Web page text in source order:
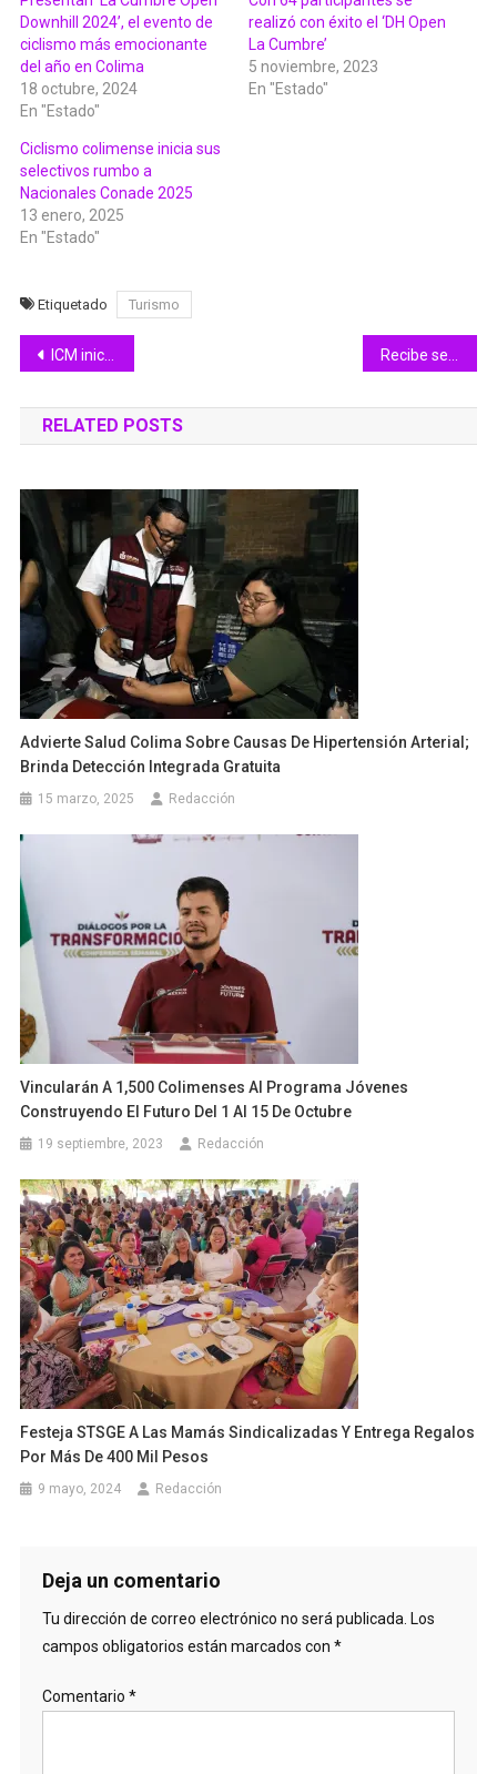
Downhill 2024’, el evento de
ciclismo más emocionante
del año en Colima
18 octubre, 2024
En "Estado"
realizó con éxito el ‘DH Open
La Cumbre’
5 noviembre, 2023
En "Estado"
Ciclismo colimense inicia sus
selectivos rumbo a
Nacionales Conade 2025
13 enero, 2025
En "Estado"
Etiquetado Turismo
Navegación
de
entradas
ICM inicia capacitaciones en aborto seguro para personal médico del IMSS
RELATED POSTS
Advierte Salud Colima Sobre Causas De Hipertensión Arterial;
Brinda Detección Integrada Gratuita
15 marzo, 2025 Redacción
Vincularán A 1,500 Colimenses Al Programa Jóvenes
Construyendo El Futuro Del 1 Al 15 De Octubre
19 septiembre, 2023 Redacción
Festeja STSGE A Las Mamás Sindicalizadas Y Entrega Regalos
Por Más De 400 Mil Pesos
9 mayo, 2024 Redacción
Deja un comentario
Tu dirección de correo electrónico no será publicada. Los
campos obligatorios están marcados con *
Comentario *